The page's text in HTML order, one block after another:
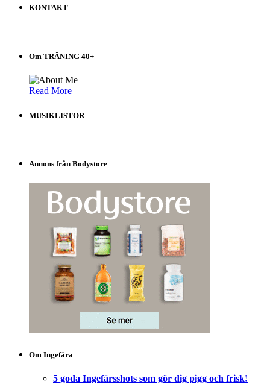
på
listen!
KONTAKT
Om TRÄNING 40+
Read More
MUSIKLISTOR
Annons från Bodystore
Om Ingefära
5 goda Ingefärsshots som gör dig pigg och frisk!